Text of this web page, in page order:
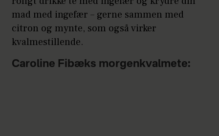
mad med ingefær – gerne sammen med
citron og mynte, som også virker
kvalmestillende.
Caroline Fibæks morgenkvalmete: